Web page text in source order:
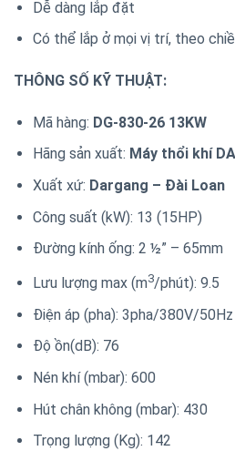
Dễ dàng lắp đặt
Có thể lắp ở mọi vị trí, theo
THÔNG SỐ KỸ THUẬT:
Mã hàng: DG-830-26 13KW
Hãng sản xuất: Máy thổi khí
Xuất xứ: Dargang – Đài Loan
Công suất (kW): 13 (15HP)
Đường kính ống: 2 ½” – 65mm
Lưu lượng max (m3/phút): 9.5
Điện áp (pha): 3pha/380V/50Hz
Độ ồn(dB): 76
Nén khí (mbar): 600
Hút chân không (mbar): 430
Trọng lượng (Kg): 142